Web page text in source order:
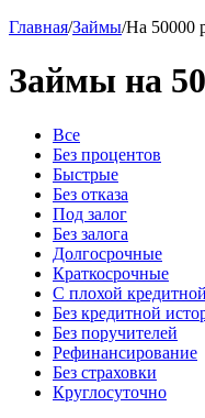
Главная/Займы/На 50000
Займы на
Все
Без процентов
Быстрые
Без отказа
Под залог
Без залога
Долгосрочные
Краткосрочные
С плохой
Без кредитной
Без поручителей
Рефинансирование
Без страховки
Круглосуточно